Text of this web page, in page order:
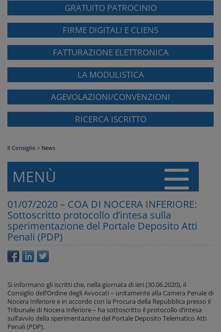
GRATUITO PATROCINIO
FIRME DIGITALI E CLIENS
FATTURAZIONE ELETTRONICA
LA MODULISTICA
AGEVOLAZIONI/CONVENZIONI
RICERCA ISCRITTO
Il Consiglio > News
MENÙ
01/07/2020 – COA DI NOCERA INFERIORE:
Sottoscritto protocollo d’intesa sulla
sperimentazione del Portale Deposito Atti
Penali (PDP)
Si informano gli iscritti che, nella giornata di ieri (30.06.2020), il
Consiglio dell’Ordine degli Avvocati – unitamente alla Camera Penale di
Nocera Inferiore e in accordo con la Procura della Repubblica presso il
Tribunale di Nocera Inferiore – ha sottoscritto il protocollo d’intesa
sull’avvio della sperimentazione del Portale Deposito Telematico Atti
Penali (PDP).